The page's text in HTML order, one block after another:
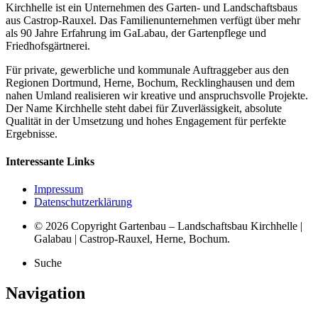
Kirchhelle ist ein Unternehmen des Garten- und Landschaftsbaus
aus Castrop-Rauxel. Das Familienunternehmen verfügt über mehr
als 90 Jahre Erfahrung im GaLabau, der Gartenpflege und
Friedhofsgärtnerei.
Für private, gewerbliche und kommunale Auftraggeber aus den
Regionen Dortmund, Herne, Bochum, Recklinghausen und dem
nahen Umland realisieren wir kreative und anspruchsvolle Projekte.
Der Name Kirchhelle steht dabei für Zuverlässigkeit, absolute
Qualität in der Umsetzung und hohes Engagement für perfekte
Ergebnisse.
Interessante Links
Impressum
Datenschutzerklärung
© 2026 Copyright Gartenbau – Landschaftsbau Kirchhelle |
Galabau | Castrop-Rauxel, Herne, Bochum.
Suche
Navigation